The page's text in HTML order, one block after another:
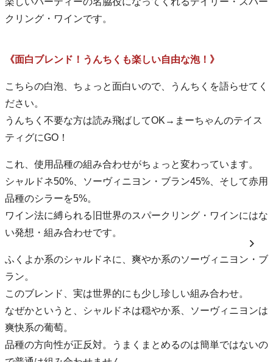
クリング・ワインです。
《面白ブレンド！うんちくも楽しい自由な泡！》
こちらの白泡、ちょっと面白いので、うんちくを語らせてく
ださい。
うんちく不要な方は読み飛ばしてOK→まーちゃんのテイス
ティグにGO！
これ、使用品種の組み合わせがちょっと変わっています。
シャルドネ50%、ソーヴィニヨン・ブラン45%、そして赤用
品種のシラーを5%。
ワイン法に縛られる旧世界のスパークリング・ワインにはな
い発想・組み合わせです。
ふくよか系のシャルドネに、爽やか系のソーヴィニヨン・ブ
ラン。
このブレンド、実は世界的にも少し珍しい組み合わせ。
なぜかというと、シャルドネは穏やか系、ソーヴィニヨンは
爽快系の葡萄。
品種の方向性が正反対。うまくまとめるのは簡単ではないの